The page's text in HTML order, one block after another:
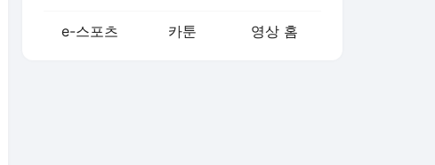
e-스포츠 카툰 영상 홈